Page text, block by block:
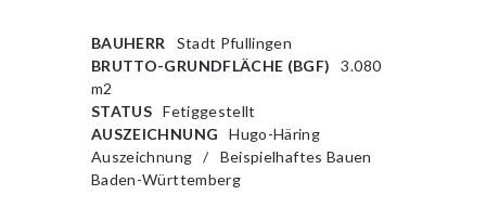
BAUHERR Stadt Pfullingen
BRUTTO-GRUNDFLÄCHE (BGF)3.080
m2
STATUSFetiggestellt
AUSZEICHNUNGHugo-Häring
Auszeichnung / Beispielhaftes Bauen
Baden-Württemberg